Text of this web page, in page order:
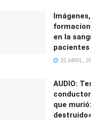
en la
pacientes
22 ABRIL,
AUDIO:
que
destruido»